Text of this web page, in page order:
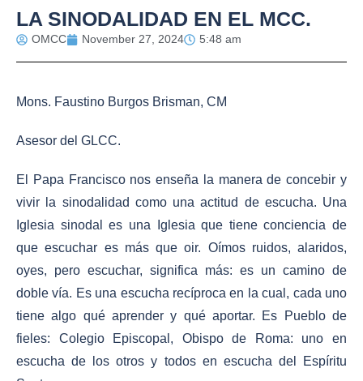
LA SINODALIDAD EN EL MCC.
OMCC November 27, 2024 5:48 am
Mons. Faustino Burgos Brisman, CM
Asesor del GLCC.
El Papa Francisco nos enseña la manera de concebir y
vivir la sinodalidad como una actitud de escucha. Una
Iglesia sinodal es una Iglesia que tiene conciencia de
que escuchar es más que oir. Oímos ruidos, alaridos,
oyes, pero escuchar, significa más: es un camino de
doble vía. Es una escucha recíproca en la cual, cada uno
tiene algo qué aprender y qué aportar. Es Pueblo de
fieles: Colegio Episcopal, Obispo de Roma: uno en
escucha de los otros y todos en escucha del Espíritu